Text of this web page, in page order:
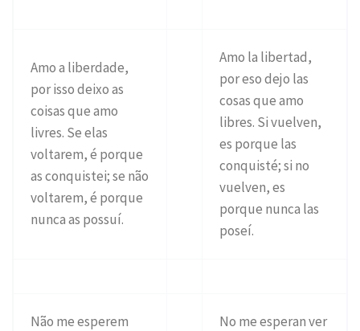
Amo a liberdade,
por isso deixo as
coisas que amo
livres. Se elas
voltarem, é porque
as conquistei; se não
voltarem, é porque
nunca as possuí.
Amo la libertad,
por eso dejo las
cosas que amo
libres. Si vuelven,
es porque las
conquisté; si no
vuelven, es
porque nunca las
poseí.
Não me esperem
No me esperan ver